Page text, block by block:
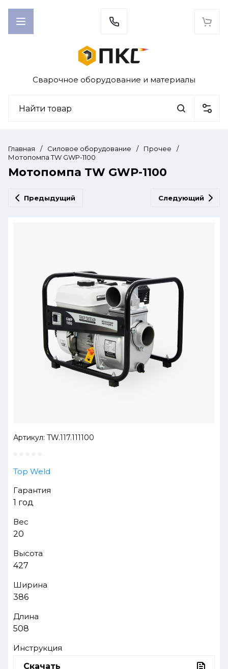
Сварочное оборудование и материалы
Главная / Силовое оборудование / Прочее
/
Мотопомпа TW GWP-1100
Мотопомпа TW GWP-1100
Предыдущий Следующий
Артикул: TW.117.111100
Top Weld
Гарантия
1 год
Вес
20
Высота
427
Ширина
386
Длина
508
Инструкция
Скачать